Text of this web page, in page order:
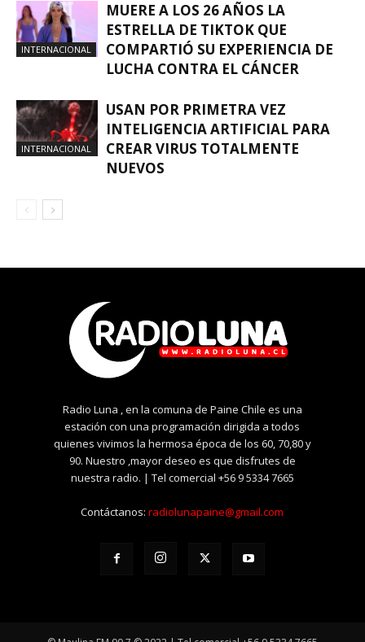
INTERNACIONAL
MUERE A LOS 26 AÑOS LA
ESTRELLA DE TIKTOK QUE
COMPARTIÓ SU EXPERIENCIA DE
LUCHA CONTRA EL CÁNCER
INTERNACIONAL
USAN POR PRIMETRA VEZ
INTELIGENCIA ARTIFICIAL PARA
CREAR VIRUS TOTALMENTE
NUEVOS
Radio Luna , en la comuna de Paine Chile es una
estación con una programación dirigida a todos
quienes vivimos la hermosa época de los 60, 70,80 y
90. Nuestro ,mayor deseo es que disfrutes de
nuestra radio. | Tel comercial +56 9 5334 7665
Contáctanos:radiolunapaine@gmail.com